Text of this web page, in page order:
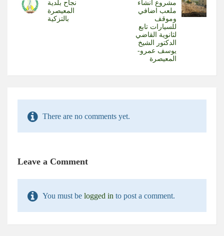
نجاح بلدية
المعيصرة
بالتزكية
مشروع انشاء
ملعب اضافي
وموقف
للسيارات تابع
لثانوية القاضي
الدكتور الشيخ
يوسف عمرو-
المعيصرة
There are no comments yet.
Leave a Comment
You must be logged in to post a comment.